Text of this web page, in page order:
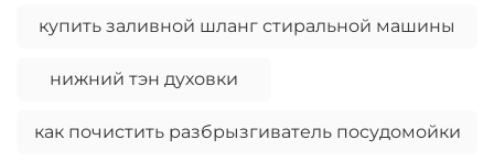
купить заливной шланг стиральной машины
нижний тэн духовки
как почистить разбрызгиватель посудомойки